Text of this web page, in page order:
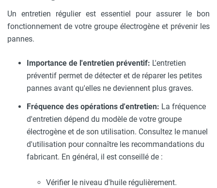
Un entretien régulier est essentiel pour assurer le bon
fonctionnement de votre groupe électrogène et prévenir les
pannes.
Importance de l'entretien préventif: L'entretien
préventif permet de détecter et de réparer les petites
pannes avant qu'elles ne deviennent plus graves.
Fréquence des opérations d'entretien: La fréquence
d'entretien dépend du modèle de votre groupe
électrogène et de son utilisation. Consultez le manuel
d'utilisation pour connaître les recommandations du
fabricant. En général, il est conseillé de :
Vérifier le niveau d'huile régulièrement.